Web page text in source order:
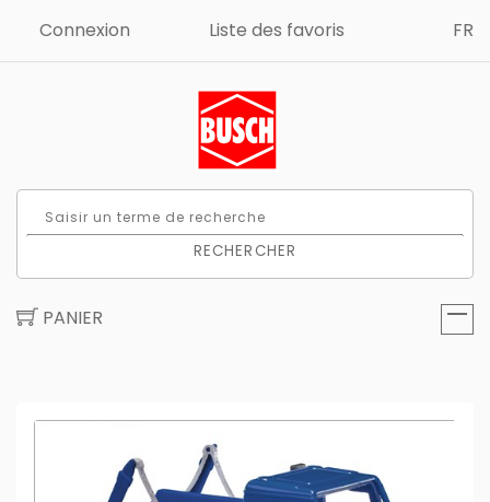
Connexion Liste des favoris FR
RECHERCHER
PANIER